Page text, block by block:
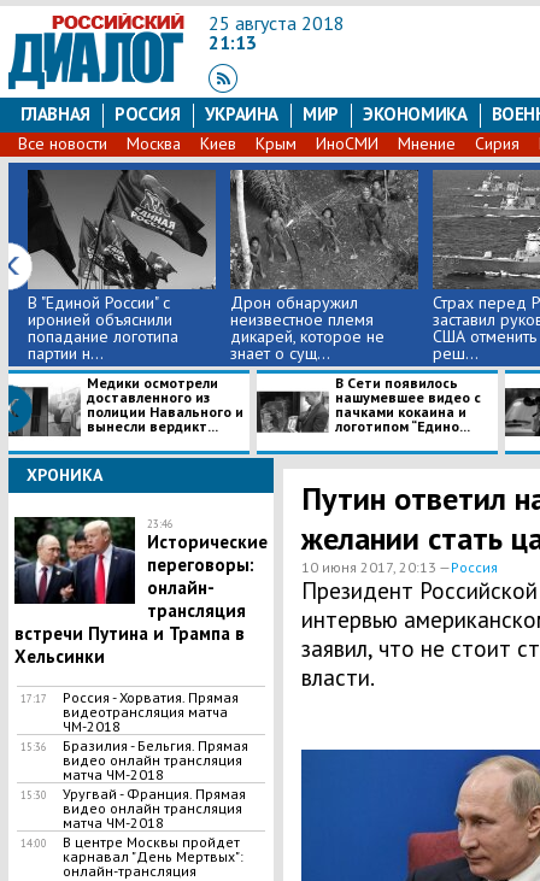
25 августа 2018
21:13
ГЛАВНАЯ РОССИЯ УКРАИНА МИР ЭКОНОМИКА
Все новости Москва Киев Крым ИноСМИ Мнение Сирия
В "Единой России" с
иронией объяснили
попадание логотипа
партии н...
​Дрон обнаружил
неизвестное племя
дикарей, которое не
знает о сущ...
Страх перед
заставил
США
реш...
Медики осмотрели
доставленного из
полиции Навального и
вынесли вердикт...
В Сети появилось
нашумевшее видео с
пачками кокаина и
логотипом “Едино...
ХРОНИКА
23:46
Исторические
переговоры:
онлайн-
трансляция
встречи Путина и Трампа в
Хельсинки
17:17
Россия - Хорватия. Прямая
видеотрансляция матча
ЧМ-2018
15:36
Бразилия - Бельгия. Прямая
видео онлайн трансляция
матча ЧМ-2018
15:30
Уругвай - Франция. Прямая
видео онлайн трансляция
матча ЧМ-2018
14:00
В центре Москвы пройдет
карнавал "День Мертвых":
онлайн-трансляция
Путин ответил
желании стать
10 июня 2017, 20:13 —Россия
Президент
интервью
заявил, что не стоит
власти.